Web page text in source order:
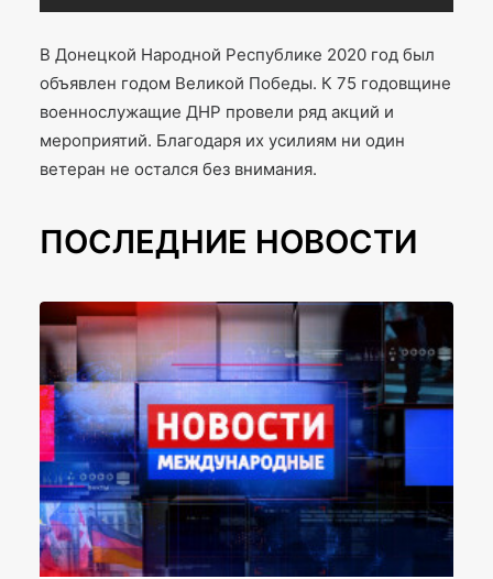
В Донецкой Народной Республике 2020 год был
объявлен годом Великой Победы. К 75 годовщине
военнослужащие ДНР провели ряд акций и
мероприятий. Благодаря их усилиям ни один
ветеран не остался без внимания.
ПОСЛЕДНИЕ НОВОСТИ